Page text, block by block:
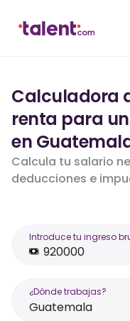
Calculadora
renta para un
en
Calcula tu salario
deducciones e
Introduce tu ingreso
¿Dónde trabajas?
Guatemala